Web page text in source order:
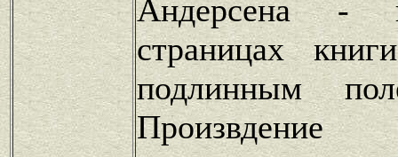
Андерсена -
страницах
подлинным